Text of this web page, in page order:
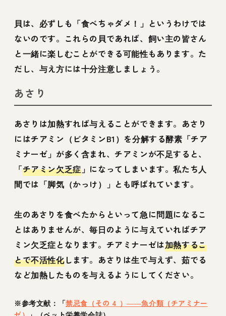
貝は、必ずしも「食べちゃダメ！」というわけでは
ないのです。これらの貝であれば、飼い主の皆さん
と一緒に楽しむことができる可能性もあります。た
だし、与え方には十分注意しましょう。
あさり
あさりは加熱すれば与えることができます。あさり
にはチアミン（ビタミンB1）を分解する酵素「チア
ミナーゼ」が多く含まれ、チアミンが不足すると、
「チアミン欠乏症」になってしまいます。私たち人
間では「脚気（かっけ）」とも呼ばれています。
生のあさりを食べたからといって急に問題になるこ
とはありませんが、毎日のように与えていればチア
ミン欠乏症となります。チアミナーゼは加熱するこ
とで不活性化します。あさりは生で与えず、茹でる
など加熱したものを与えるようにしてください。
※参考文献：「禁忌食（その 4 ）――魚介類（チアミナー